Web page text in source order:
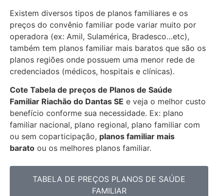
Existem diversos tipos de planos familiares e os
preços do convênio familiar pode variar muito por
operadora (ex: Amil, Sulamérica, Bradesco…etc),
também tem planos familiar mais baratos que são os
planos regiões onde possuem uma menor rede de
credenciados (médicos, hospitais e clínicas).
Cote Tabela de preços de Planos de Saúde
Familiar Riachão do Dantas SE e veja o melhor custo
benefício conforme sua necessidade. Ex: plano
familiar nacional, plano regional, plano familiar com
ou sem coparticipação, planos familiar mais
barato ou os melhores planos familiar.
TABELA DE PREÇOS PLANOS DE SAÚDE
FAMILIAR